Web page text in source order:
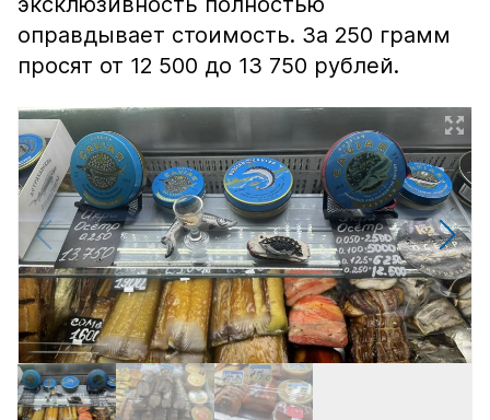
оправдывает стоимость. За 250 грамм
просят от 12 500 до 13 750 рублей.